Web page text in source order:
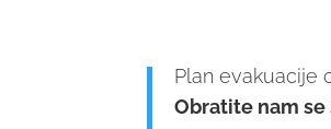
Plan evakuacije
Obratite nam